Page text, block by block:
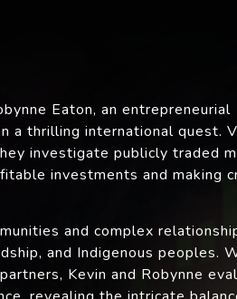
Eaton, an entrepreneurial
a thrilling international quest.
investigate publicly traded
investments and making
and complex
and Indigenous peoples.
Kevin and Robynne